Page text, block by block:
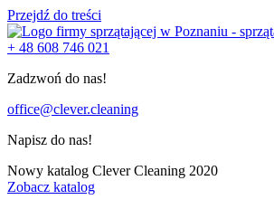
Przejdź do treści
+ 48 608 746 021
Zadzwoń do nas!
office@clever.cleaning
Napisz do nas!
Nowy katalog Clever Cleaning 2020
Zobacz katalog